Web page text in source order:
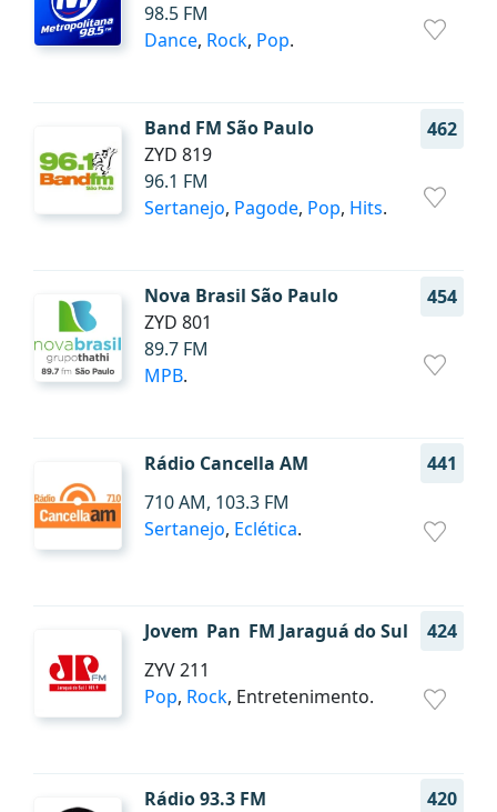
98.5 FM
Dance, Rock, Pop.
Band FM São Paulo
462
ZYD 819
96.1 FM
Sertanejo, Pagode, Pop, Hits.
Nova Brasil São Paulo
454
ZYD 801
89.7 FM
MPB.
Rádio Cancella AM
441
710 AM, 103.3 FM
Sertanejo, Eclética.
Jovem Pan FM Jaraguá do Sul
424
ZYV 211
Pop, Rock, Entretenimento.
Rádio 93.3 FM
420